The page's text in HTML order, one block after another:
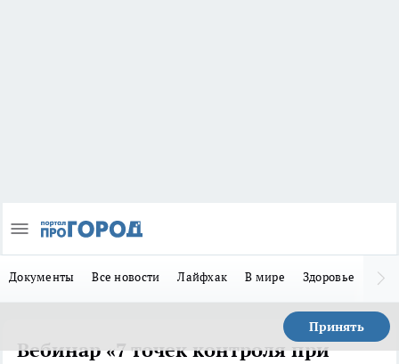
Документы Все новости Лайфхак В мире Здоровье
Принять
Вебинар «7 точек контроля при